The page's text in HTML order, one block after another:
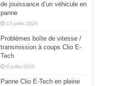
de jouissance d’un véhicule en
panne
13 juillet 2026
Problèmes boîte de vitesse /
transmission à coups Clio E-
Tech
8 juillet 2026
Panne Clio E-Tech en pleine